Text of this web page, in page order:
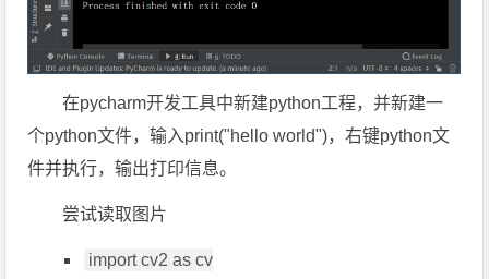
在pycharm开发工具中新建python工程，并新建一
个python文件，输入print("hello world")，右键python文
件并执行，输出打印信息。
尝试读取图片
import cv2 as cv